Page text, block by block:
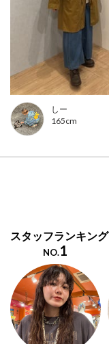
しー
165cm
スタッフランキング
NO.1